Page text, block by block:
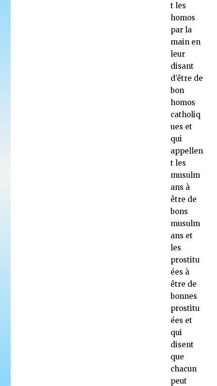
t les
homos
par la
main en
leur
disant
d’être de
bon
homos
catholiq
ues et
qui
appellen
t les
musulm
ans à
être de
bons
musulm
ans et
les
prostitu
ées à
être de
bonnes
prostitu
ées et
qui
disent
que
chacun
peut